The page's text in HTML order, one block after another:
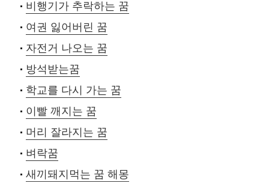
비행기가 추락하는 꿈
여권 잃어버린 꿈
자전거 나오는 꿈
방석받는꿈
학교를 다시 가는 꿈
이빨 깨지는 꿈
머리 잘라지는 꿈
벼락꿈
새끼돼지먹는 꿈 해몽